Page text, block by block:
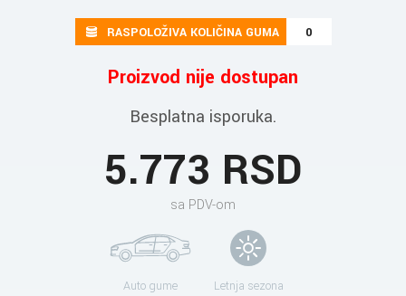
RASPOLOŽIVA KOLIČINA GUMA 0
Proizvod nije dostupan
Besplatna isporuka.
5.773 RSD
sa PDV-om
Auto gume Letnja sezona